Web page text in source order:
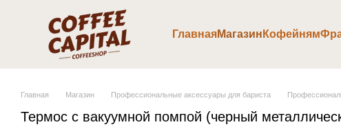
Перейти к основному контенту
ГлавнаяМагазин Кофейням
Главная Магазин Профессиональные аксессуары для бариста
Термос с вакуумной помпой (черный